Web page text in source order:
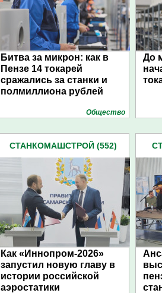
Битва за микрон: как в
Пензе 14 токарей
сражались за станки и
полмиллиона рублей
Общество
До
СТАНКОМАШСТРОЙ (552)
Как «Иннопром-2026»
запустил новую главу в
истории российской
аэростатики